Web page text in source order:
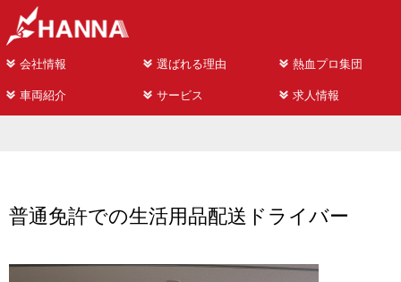
会社情報 選ばれる理由 熱血プロ集団
車両紹介 サービス 求人情報
普通免許での生活用品配送ドライバー